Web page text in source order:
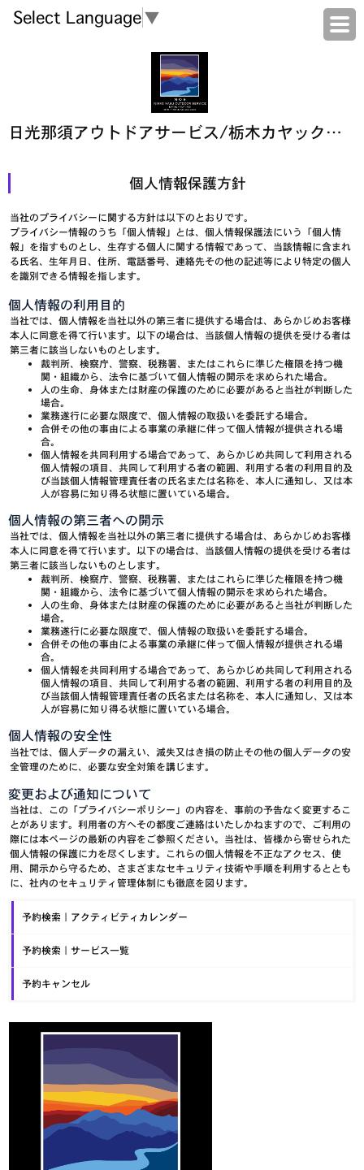
Select Language▼
日光那須アウトドアサービス/栃木カヤックセンター/鬼怒川ラフティングセンター
個人情報保護方針
当社のプライバシーに関する方針は以下のとおりです。
プライバシー情報のうち「個人情報」とは、個人情報保護法にいう「個人情
報」を指すものとし、生存する個人に関する情報であって、当該情報に含まれ
る氏名、生年月日、住所、電話番号、連絡先その他の記述等により特定の個人
を識別できる情報を指します。
個人情報の利用目的
当社では、個人情報を当社以外の第三者に提供する場合は、あらかじめお客様
本人に同意を得て行います。以下の場合は、当該個人情報の提供を受ける者は
第三者に該当しないものとします。
裁判所、検察庁、警察、税務署、またはこれらに準じた権限を持つ機
関・組織から、法令に基づいて個人情報の開示を求められた場合。
人の生命、身体または財産の保護のために必要があると当社が判断した
場合。
業務遂行に必要な限度で、個人情報の取扱いを委託する場合。
合併その他の事由による事業の承継に伴って個人情報が提供される場
合。
個人情報を共同利用する場合であって、あらかじめ共同して利用される
個人情報の項目、共同して利用する者の範囲、利用する者の利用目的及
び当該個人情報管理責任者の氏名または名称を、本人に通知し、又は本
人が容易に知り得る状態に置いている場合。
個人情報の第三者への開示
当社では、個人情報を当社以外の第三者に提供する場合は、あらかじめお客様
本人に同意を得て行います。以下の場合は、当該個人情報の提供を受ける者は
第三者に該当しないものとします。
裁判所、検察庁、警察、税務署、またはこれらに準じた権限を持つ機
関・組織から、法令に基づいて個人情報の開示を求められた場合。
人の生命、身体または財産の保護のために必要があると当社が判断した
場合。
業務遂行に必要な限度で、個人情報の取扱いを委託する場合。
合併その他の事由による事業の承継に伴って個人情報が提供される場
合。
個人情報を共同利用する場合であって、あらかじめ共同して利用される
個人情報の項目、共同して利用する者の範囲、利用する者の利用目的及
び当該個人情報管理責任者の氏名または名称を、本人に通知し、又は本
人が容易に知り得る状態に置いている場合。
個人情報の安全性
当社では、個人データの漏えい、滅失又はき損の防止その他の個人データの安
全管理のために、必要な安全対策を講じます。
変更および通知について
当社は、この「プライバシーポリシー」の内容を、事前の予告なく変更するこ
とがあります。利用者の方へその都度ご連絡はいたしかねますので、ご利用の
際には本ページの最新の内容をご参照ください。当社は、皆様から寄せられた
個人情報の保護に力を尽くします。これらの個人情報を不正なアクセス、使
用、開示から守るため、さまざまなセキュリティ技術や手順を利用するととも
に、社内のセキュリティ管理体制にも徹底を図ります。
予約検索｜アクティビティカレンダー
予約検索｜サービス一覧
予約キャンセル